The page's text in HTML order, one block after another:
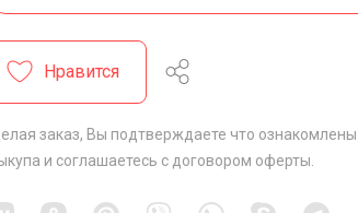
Нравится
заказ, Вы подтверждаете что ознакомлены
и соглашаетесь с договором оферты